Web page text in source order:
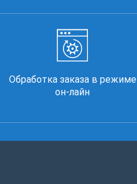
Обработка заказа в режиме
он-лайн